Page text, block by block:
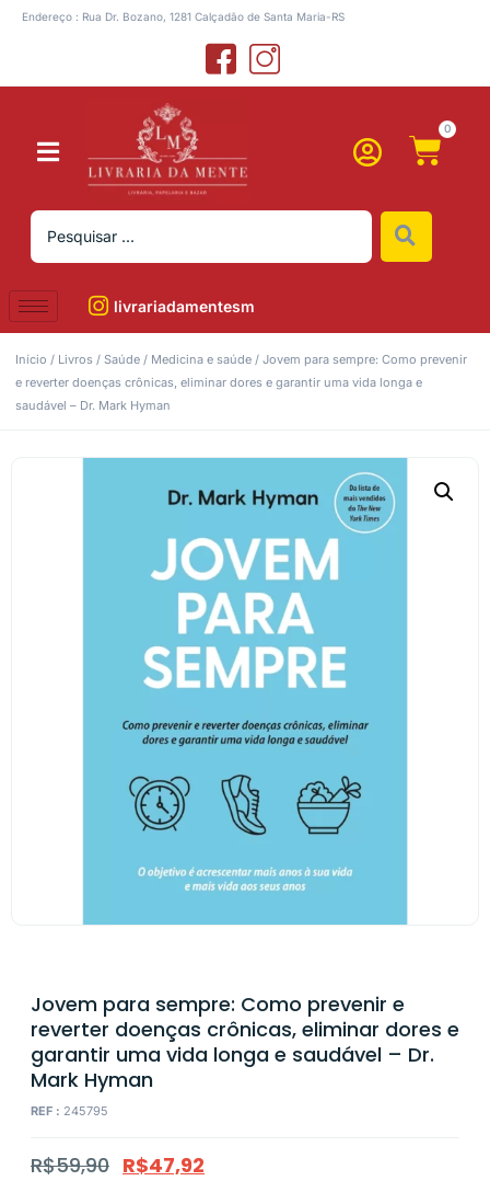
Endereço : Rua Dr. Bozano, 1281 Calçadão de Santa Maria-RS
0
livrariadamentesm
Início / Livros / Saúde / Medicina e saúde / Jovem para sempre: Como prevenir
e reverter doenças crônicas, eliminar dores e garantir uma vida longa e
saudável – Dr. Mark Hyman
Jovem para sempre: Como prevenir e
reverter doenças crônicas, eliminar dores e
garantir uma vida longa e saudável – Dr.
Mark Hyman
REF : 245795
R$59,90 R$47,92